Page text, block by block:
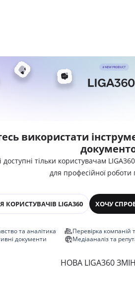
використати
доступні тільки користувачам
для професійної
КОРИСТУВАЧІВ LIGA360 ХОЧУ
та аналітика
документи
Перевірка компаній
Медіааналіз та
НОВА LIGA360